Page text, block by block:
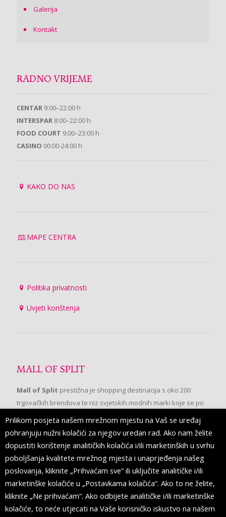
Galerija
Kontakt
RADNO VRIJEME
CENTAR 9:00–22:00 h
INTERSPAR 8:00–22:00 h
FOOD COURT 9:00–23:00 h
CASINO 00:00-24:00 h
KAKO DO NAS
MAPE CENTRA
Politika privatnosti
Uvjeti korištenja
MALL OF SPLIT
Mall of Split prestižna je shopping destinacija s oko 200
trgovačkih brendova te niz svjetskih modnih marki koje se po
prvi put pojavljuju u Splitu.
PRATITE NAS
Prilikom posjeta našem mrežnom mjestu na Vaš se uređaj
pohranjuju nužni kolačići za njegov uredan rad. Ako nam želite
dopustiti korištenje analitičkih kolačića i/ili marketinških u svrhu
poboljšanja kvalitete mrežnog mjesta i unaprjeđenja našeg
poslovanja, kliknite „Prihvaćam sve“ ili uključite analitičke i/ili
marketinške kolačiće u „Postavkama kolačića“. Ako to ne želite,
kliknite „Ne prihvaćam“. Ako odbijete analitičke i/ili marketinške
kolačiće, to neće utjecati na Vaše korisničko iskustvo na našem